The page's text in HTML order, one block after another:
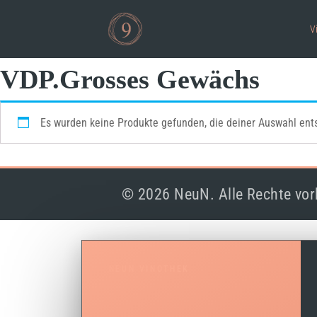
VDP.Grosses Gewächs
Es wurden keine Produkte gefunden, die deiner Auswahl
© 2026 NeuN. Alle Rechte